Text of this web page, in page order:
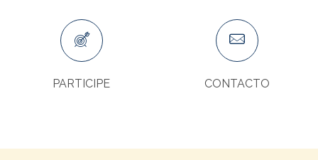
PARTICIPE CONTACTO